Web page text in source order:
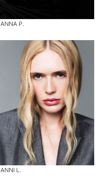
ANNA P.
ANNI L.